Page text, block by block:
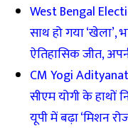
West Bengal
साथ हो गया
ऐतिहासिक जीत,
CM Yogi
सीएम योगी के हाथों
यूपी में बढ़ा ‘मिशन